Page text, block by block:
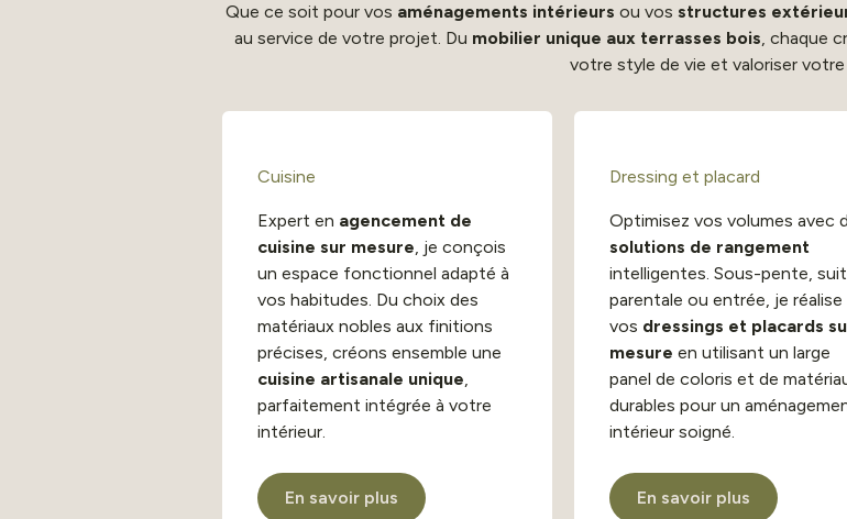
Que ce soit pour vos aménagements intérieurs ou vos structures
au service de votre projet. Du mobilier unique aux terrasses bois, chaque
votre style de vie et valoriser
Cuisine
Expert en agencement de
cuisine sur mesure, je conçois
un espace fonctionnel adapté à
vos habitudes. Du choix des
matériaux nobles aux finitions
précises, créons ensemble une
cuisine artisanale unique,
parfaitement intégrée à votre
intérieur.
En savoir plus
Dressing et placard
Optimisez vos volumes avec
solutions de rangement
intelligentes. Sous-pente,
parentale ou entrée, je réalise
vos dressings et placards
mesure en utilisant un large
panel de coloris et de
durables pour un
intérieur soigné.
En savoir plus